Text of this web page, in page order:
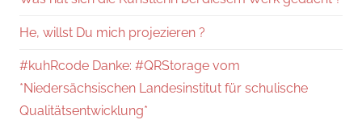
He, willst Du mich projezieren ?
#kuhRcode Danke: #QRStorage vom
*Niedersächsischen Landesinstitut für schulische
Qualitätsentwicklung*